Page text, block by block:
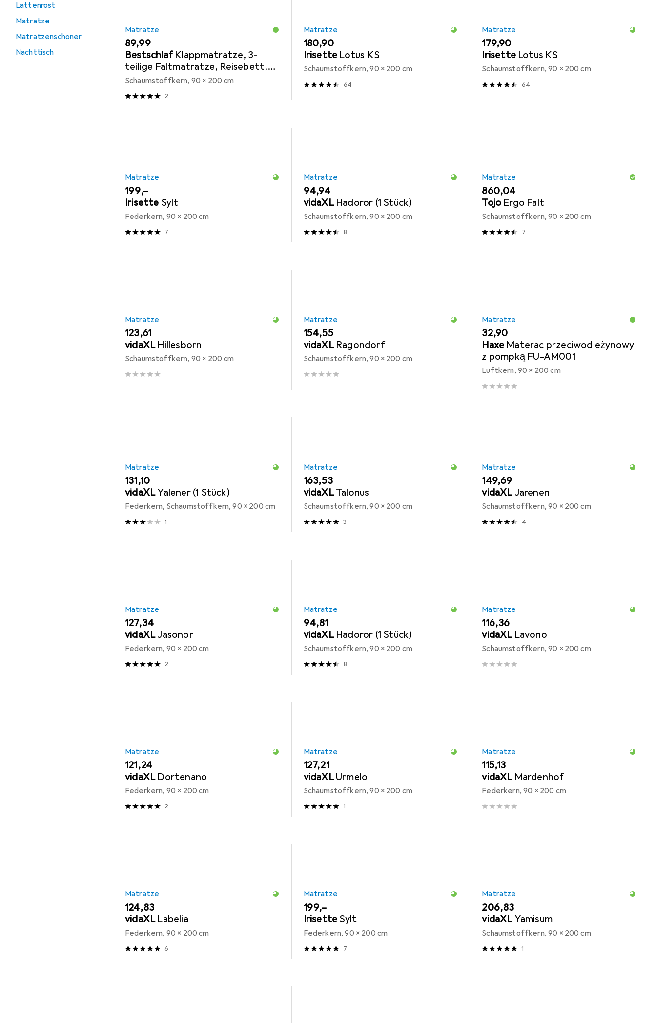
Lattenrost
Matratze
Matratzenschoner
Nachttisch
Matratze
EUR
89,99
Bestschlaf Klappmatratze, 3-
teilige Faltmatratze, Reisebett,
Gästematratze
Schaumstoffkern, 90 x 200 cm
2
Matratze
EUR
180,90
Irisette Lotus KS
Schaumstoffkern, 90 x 200 cm
64
Matratze
EUR
179,90
Irisette Lotus KS
Schaumstoffkern, 90 x 200 cm
64
Matratze
EUR
199,–
Irisette Sylt
Federkern, 90 x 200 cm
7
Matratze
EUR
94,94
vidaXL Hadoror (1 Stück)
Schaumstoffkern, 90 x 200 cm
8
Matratze
EUR
860,04
Tojo Ergo Falt
Schaumstoffkern, 90 x 200 cm
7
Matratze
EUR
123,61
vidaXL Hillesborn
Schaumstoffkern, 90 x 200 cm
Matratze
EUR
154,55
vidaXL Ragondorf
Schaumstoffkern, 90 x 200 cm
Matratze
EUR
32,90
Haxe Materac przeciwodleżynowy
z pompką FU-AM001
Luftkern, 90 x 200 cm
Matratze
EUR
131,10
vidaXLYalener (1 Stück)
Federkern, Schaumstoffkern, 90 x 200 cm
1
Matratze
EUR
163,53
vidaXL Talonus
Schaumstoffkern, 90 x 200 cm
3
Matratze
EUR
149,69
vidaXL Jarenen
Schaumstoffkern, 90 x 200 cm
4
Matratze
EUR
127,34
vidaXLJasonor
Federkern, 90 x 200 cm
2
Matratze
EUR
94,81
vidaXL Hadoror (1 Stück)
Schaumstoffkern, 90 x 200 cm
8
Matratze
EUR
116,36
vidaXL Lavono
Schaumstoffkern, 90 x 200 cm
Matratze
EUR
121,24
vidaXL Dortenano
Federkern, 90 x 200 cm
2
Matratze
EUR
127,21
vidaXL Urmelo
Schaumstoffkern, 90 x 200 cm
1
Matratze
EUR
115,13
vidaXL Mardenhof
Federkern, 90 x 200 cm
Matratze
EUR
124,83
vidaXL Labelia
Federkern, 90 x 200 cm
6
Matratze
EUR
199,–
Irisette Sylt
Federkern, 90 x 200 cm
7
Matratze
EUR
206,83
vidaXL Yamisum
Schaumstoffkern, 90 x 200 cm
1